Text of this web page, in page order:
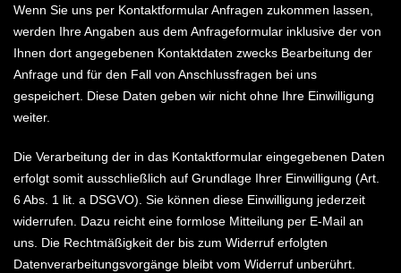
Wenn Sie uns per Kontaktformular Anfragen zukommen lassen,
werden Ihre Angaben aus dem Anfrageformular inklusive der von
Ihnen dort angegebenen Kontaktdaten zwecks Bearbeitung der
Anfrage und für den Fall von Anschlussfragen bei uns
gespeichert. Diese Daten geben wir nicht ohne Ihre Einwilligung
weiter.
Die Verarbeitung der in das Kontaktformular eingegebenen Daten
erfolgt somit ausschließlich auf Grundlage Ihrer Einwilligung (Art.
6 Abs. 1 lit. a DSGVO). Sie können diese Einwilligung jederzeit
widerrufen. Dazu reicht eine formlose Mitteilung per E-Mail an
uns. Die Rechtmäßigkeit der bis zum Widerruf erfolgten
Datenverarbeitungsvorgänge bleibt vom Widerruf unberührt.